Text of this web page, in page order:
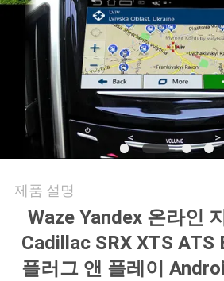
연
주
제품 설명
Waze Yandex 온라인
Cadillac SRX XTS ATS
플러그 앤 플레이